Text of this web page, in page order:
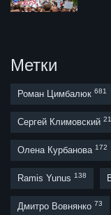
Метки
Роман Цимбалюк 681
Сергей Климовский
Олена Курбанова 172
Ramis Yunus 138
Дмитро Вовнянко 73